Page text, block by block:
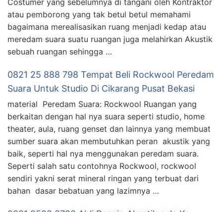
Costumer yang sebelumnya di tangani oleh Kontraktor
atau pemborong yang tak betul betul memahami
bagaimana merealisasikan ruang menjadi kedap atau
meredam suara suatu ruangan juga melahirkan Akustik
sebuah ruangan sehingga …
0821 25 888 798 Tempat Beli Rockwool Peredam
Suara Untuk Studio Di Cikarang Pusat Bekasi
material Peredam Suara: Rockwool Ruangan yang
berkaitan dengan hal nya suara seperti studio, home
theater, aula, ruang genset dan lainnya yang membuat
sumber suara akan membutuhkan peran akustik yang
baik, seperti hal nya menggunakan peredam suara.
Seperti salah satu contohnya Rockwool, rockwool
sendiri yakni serat mineral ringan yang terbuat dari
bahan dasar bebatuan yang lazimnya …